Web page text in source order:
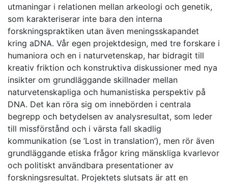
utmaningar i relationen mellan arkeologi och genetik,
som karakteriserar inte bara den interna
forskningspraktiken utan även meningsskapandet
kring aDNA. Vår egen projektdesign, med tre forskare i
humaniora och en i naturvetenskap, har bidragit till
kreativ friktion och konstruktiva diskussioner med nya
insikter om grundläggande skillnader mellan
naturvetenskapliga och humanistiska perspektiv på
DNA. Det kan röra sig om innebörden i centrala
begrepp och betydelsen av analysresultat, som leder
till missförstånd och i värsta fall skadlig
kommunikation (se ’Lost in translation’), men rör även
grundläggande etiska frågor kring mänskliga kvarlevor
och politiskt användbara presentationer av
forskningsresultat. Projektets slutsats är att en